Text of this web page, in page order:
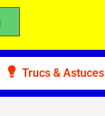
Trucs & Astuces